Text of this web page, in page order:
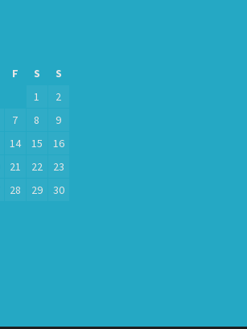
F S
S
1
2
7 8
9
14 15
16
21 22
23
28 29
30